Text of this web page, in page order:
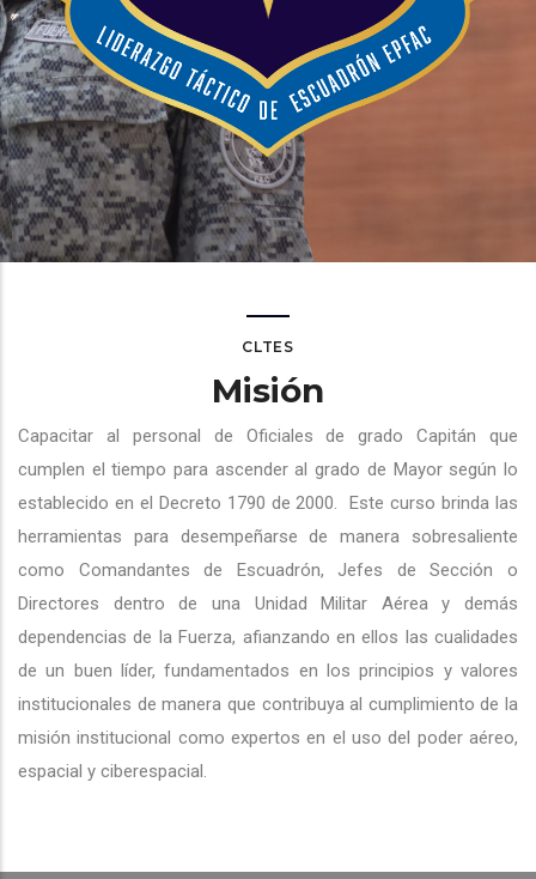
CLTES
Misión
Capacitar al personal de Oficiales de grado Capitán que
cumplen el tiempo para ascender al grado de Mayor según lo
establecido en el Decreto 1790 de 2000.
Este curso brinda las
herramientas para desempeñarse de manera sobresaliente
como Comandantes de Escuadrón, Jefes de Sección o
Directores dentro de una Unidad Militar Aérea y demás
dependencias de la Fuerza, afianzando en ellos las cualidades
de un buen líder, fundamentados en los principios y valores
institucionales de manera que contribuya al cumplimiento de la
misión institucional como expertos en el uso del poder aéreo,
espacial y ciberespacial.